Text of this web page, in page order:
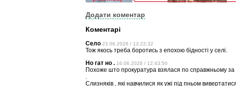
Додати коментар
Коментарі
Село 23.06.2026 / 13:22:32
Тож якось треба боротись з епохою бідності у селі.
Но гат но . 16.06.2026 / 12:43:50
Похоже што прокуратура взялася по справжньому за
.
Слизняків , які навчилися як ужі під пньом